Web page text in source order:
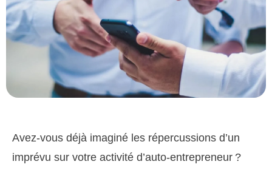
Avez-vous déjà imaginé les répercussions d’un
imprévu sur votre activité d’auto-entrepreneur ?